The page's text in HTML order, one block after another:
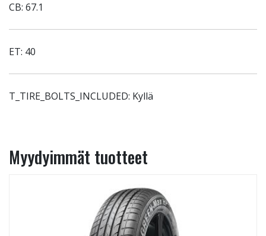
CB: 67.1
ET: 40
T_TIRE_BOLTS_INCLUDED: Kyllä
Myydyimmät tuotteet